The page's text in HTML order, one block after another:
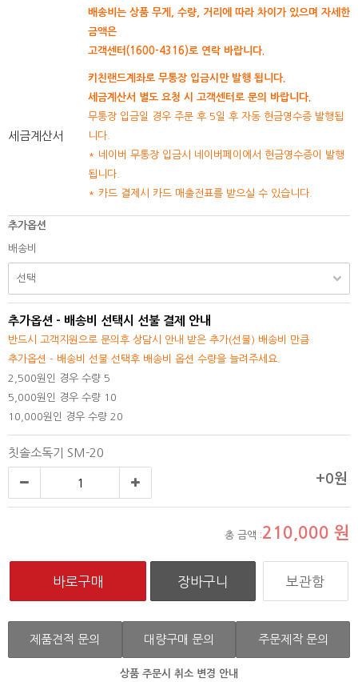
배송비는 상품 무게, 수량, 거리에 따라 차이가 있으며 자세한
금액은
고객센터(1600-4316)로 연락 바랍니다.
세금계산서
키친랜드계좌로 무통장 입금시만 발행 됩니다.
세금계산서 별도 요청 시 고객센터로 문의 바랍니다.
무통장 입금일 경우 주문 후 5일 후 자동 현금영수증 발행됩
니다.
* 네이버 무통장 입금시 네이버페이에서 현금영수증이 발행
됩니다.
* 카드 결제시 카드 매출전표를 받으실 수 있습니다.
추가옵션
배송비
추가옵션 - 배송비 선택시 선불 결제 안내
반드시 고객지원으로 문의후 상담시 안내 받은 추가(선불) 배송비 만큼
추가옵션 - 배송비 선불 선택후 배송비 옵션 수량을 늘려주세요.
2,500원인 경우 수량 5
5,000원인 경우 수량 10
10,000원인 경우 수량 20
칫솔소독기 SM-20
+0원
총 금액 :210,000 원
보관함
제품견적 문의 대량구매 문의 주문제작 문의
상품 주문시 취소 변경 안내